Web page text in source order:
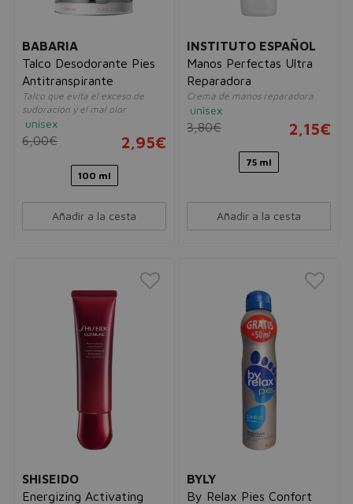
BABARIA
Talco Desodorante Pies
Antitranspirante
Talco que evita el exceso de
sudoración y el mal olor
unisex
6,00€ 2,95€
100 ml
Añadir a la cesta
INSTITUTO ESPAÑOL
Manos Perfectas Ultra
Reparadora
Crema de manos reparadora
unisex
3,80€ 2,15€
75 ml
Añadir a la cesta
SHISEIDO
Energizing Activating
BYLY
By Relax Pies Confort